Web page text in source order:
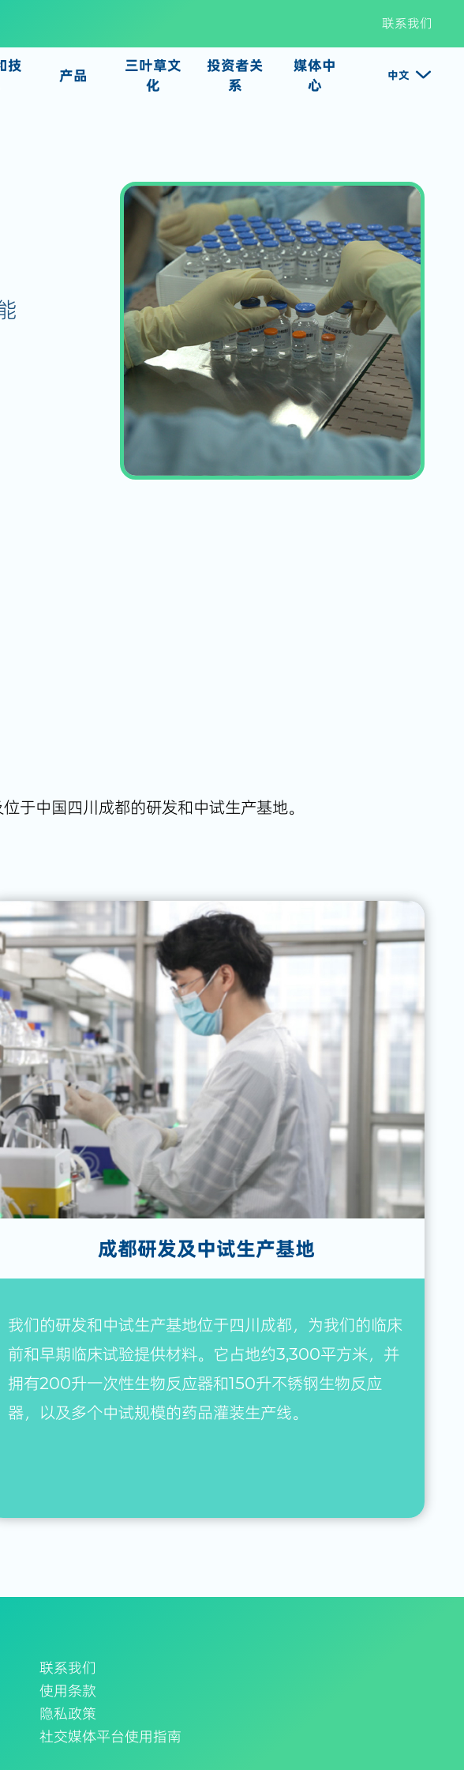
联系我们
技
产品
三叶草文
化
投资者关
系
媒体中
心
中文 
于中国四川成都的研发和中试生产基地。
成都研发及中试生产基地
我们的研发和中试生产基地位于四川成都，为我们的临床
前和早期临床试验提供材料。它占地约3,300平方米，并
拥有200升一次性生物反应器和150升不锈钢生物反应
器，以及多个中试规模的药品灌装生产线。
联系我们
使用条款
隐私政策
社交媒体平台使用指南